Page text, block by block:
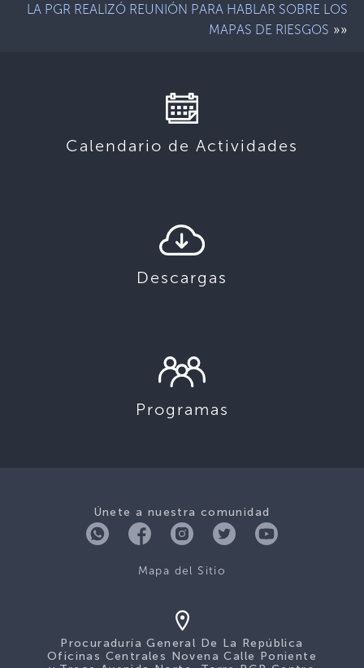
LA PGR REALIZÓ REUNIÓN PARA HABLAR SOBRE LOS
MAPAS DE RIESGOS »»
Calendario de Actividades
Descargas
Programas
Únete a nuestra comunidad
Mapa del Sitio
Procuraduría General De La República
Oficinas Centrales Novena Calle Poniente